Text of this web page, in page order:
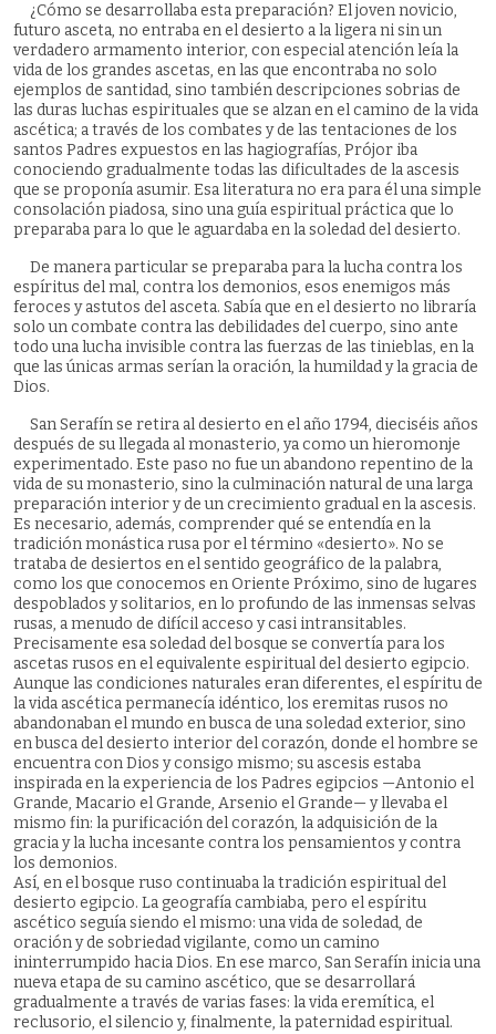
¿Cómo se desarrollaba esta preparación? El joven novicio,
futuro asceta, no entraba en el desierto a la ligera ni sin un
verdadero armamento interior, con especial atención leía la
vida de los grandes ascetas, en las que encontraba no solo
ejemplos de santidad, sino también descripciones sobrias de
las duras luchas espirituales que se alzan en el camino de la vida
ascética; a través de los combates y de las tentaciones de los
santos Padres expuestos en las hagiografías, Prójor iba
conociendo gradualmente todas las dificultades de la ascesis
que se proponía asumir. Esa literatura no era para él una simple
consolación piadosa, sino una guía espiritual práctica que lo
preparaba para lo que le aguardaba en la soledad del desierto.
De manera particular se preparaba para la lucha contra los
espíritus del mal, contra los demonios, esos enemigos más
feroces y astutos del asceta. Sabía que en el desierto no libraría
solo un combate contra las debilidades del cuerpo, sino ante
todo una lucha invisible contra las fuerzas de las tinieblas, en la
que las únicas armas serían la oración, la humildad y la gracia de
Dios.
San Serafín se retira al desierto en el año 1794, dieciséis años
después de su llegada al monasterio, ya como un hieromonje
experimentado. Este paso no fue un abandono repentino de la
vida de su monasterio, sino la culminación natural de una larga
preparación interior y de un crecimiento gradual en la ascesis.
Es necesario, además, comprender qué se entendía en la
tradición monástica rusa por el término «desierto». No se
trataba de desiertos en el sentido geográfico de la palabra,
como los que conocemos en Oriente Próximo, sino de lugares
despoblados y solitarios, en lo profundo de las inmensas selvas
rusas, a menudo de difícil acceso y casi intransitables.
Precisamente esa soledad del bosque se convertía para los
ascetas rusos en el equivalente espiritual del desierto egipcio.
Aunque las condiciones naturales eran diferentes, el espíritu de
la vida ascética permanecía idéntico, los eremitas rusos no
abandonaban el mundo en busca de una soledad exterior, sino
en busca del desierto interior del corazón, donde el hombre se
encuentra con Dios y consigo mismo; su ascesis estaba
inspirada en la experiencia de los Padres egipcios —Antonio el
Grande, Macario el Grande, Arsenio el Grande— y llevaba el
mismo fin: la purificación del corazón, la adquisición de la
gracia y la lucha incesante contra los pensamientos y contra
los demonios.
Así, en el bosque ruso continuaba la tradición espiritual del
desierto egipcio. La geografía cambiaba, pero el espíritu
ascético seguía siendo el mismo: una vida de soledad, de
oración y de sobriedad vigilante, como un camino
ininterrumpido hacia Dios. En ese marco, San Serafín inicia una
nueva etapa de su camino ascético, que se desarrollará
gradualmente a través de varias fases: la vida eremítica, el
reclusorio, el silencio y, finalmente, la paternidad espiritual.